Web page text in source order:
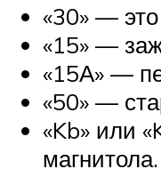
«30» —
«15» —
«15А» —
«50» —
«Kb» или
магнитола.